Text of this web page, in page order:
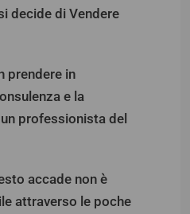
decide di Vendere
prendere in
e la
professionista del
accade non è
attraverso le poche